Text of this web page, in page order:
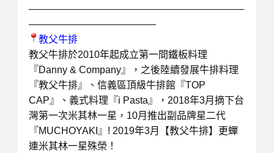
——————————————————————
—————————————
教父牛排
教父牛排於2010年起成立第一間鐵板料理
『Danny & Company』，之後陸續發展牛排料理
『教父牛排』、信義區頂級牛排館『TOP
CAP』、義式料理『i Pasta』，2018年3月摘下台
灣第一次米其林一星，10月推出副品牌星二代
『MUCHOYAKI』! 2019年3月【教父牛排】更蟬
連米其林一星殊榮！